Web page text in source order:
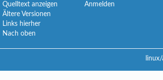
Quelltext anzeigen
Ältere Versionen
Links hierher
Nach oben
Anmelden